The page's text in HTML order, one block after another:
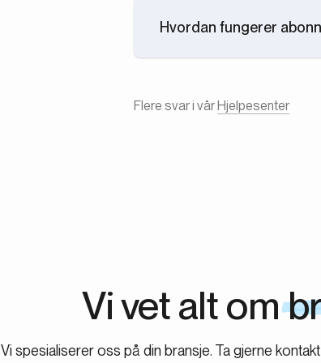
Hvordan fungerer
rekrutteringen av
Flere svar i vårHjelpesenter
Vi vet alt om
Vi spesialiserer oss på din bransje. Ta gjerne